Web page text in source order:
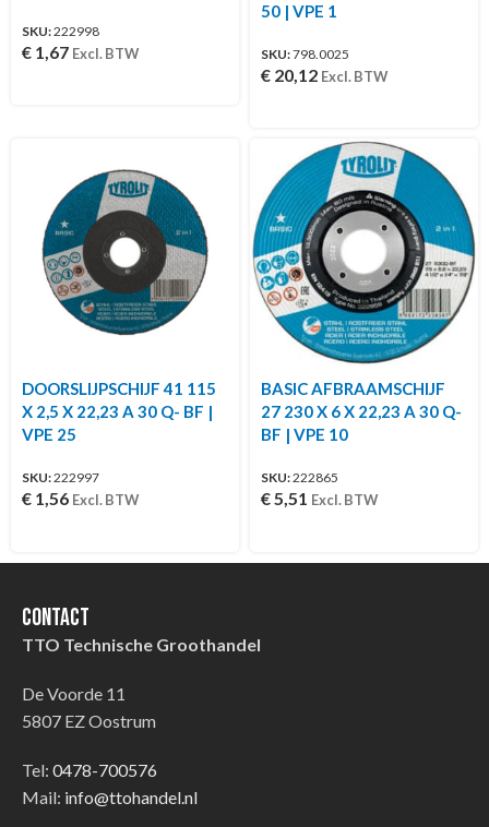
SKU:222998
€ 1,67 Excl. BTW
50 | VPE 1
SKU:798.0025
€ 20,12 Excl. BTW
DOORSLIJPSCHIJF 41 115
X 2,5 X 22,23 A 30 Q- BF |
VPE 25
SKU:222997
€ 1,56 Excl. BTW
BASIC AFBRAAMSCHIJF
27 230 X 6 X 22,23 A 30 Q-
BF | VPE 10
SKU:222865
€5,51 Excl. BTW
Contact
TTO Technische Groothandel
De Voorde 11
5807 EZ Oostrum
Tel: 0478-700576
Mail: info@ttohandel.nl